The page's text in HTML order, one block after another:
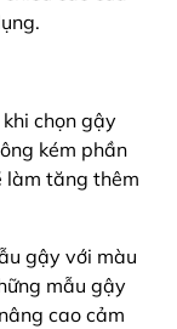
chọn gậy
kém phần
làm tăng thêm
gậy với màu
mẫu gậy
cao cảm